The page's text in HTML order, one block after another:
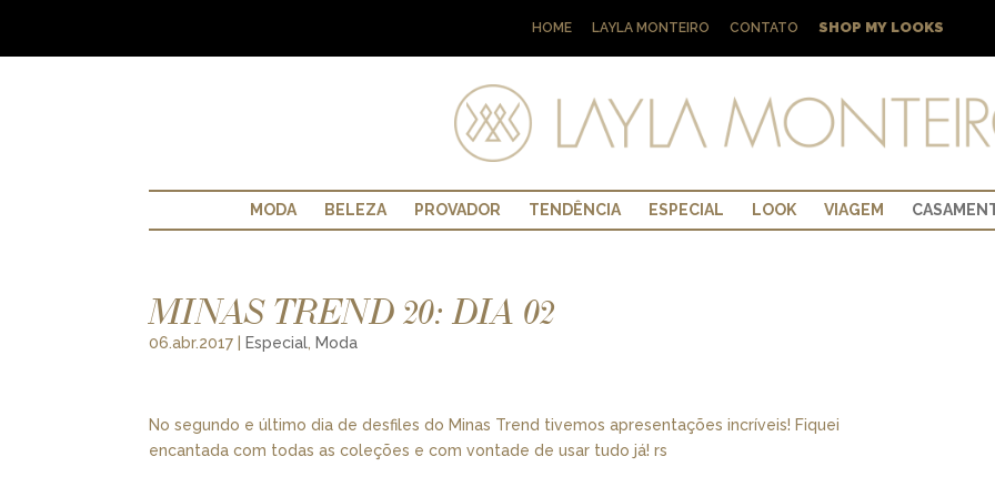
HOME LAYLA MONTEIRO CONTATO SHOP MY LOOKS
MODA BELEZA PROVADOR TENDÊNCIA ESPECIAL LOOK VIAGEM
MINAS TREND 20: DIA 02
06.abr.2017 Especial, Moda
No segundo e último dia de desfiles do Minas Trend tivemos apresentações incríveis! Fiquei
encantada com todas as coleções e com vontade de usar tudo já! rs